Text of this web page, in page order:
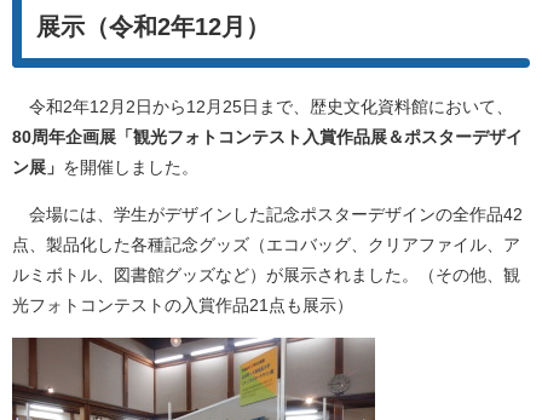
展示（令和2年12月）
令和2年12月2日から12月25日まで、歴史文化資料館において、
80周年企画展「観光フォトコンテスト入賞作品展＆ポスターデザイ
ン展」 を開催しました。
会場には、学生がデザインした記念ポスターデザインの全作品42
点、製品化した各種記念グッズ（エコバッグ、クリアファイル、ア
ルミボトル、図書館グッズなど）が展示されました。（その他、観
光フォトコンテストの入賞作品21点も展示）